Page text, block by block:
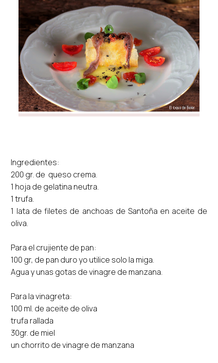
Ingredientes:
200 gr. de queso crema.
1 hoja de gelatina neutra.
1 trufa.
1 lata de filetes de anchoas de Santoña en aceite de
oliva.
Para el crujiente de pan:
100 gr, de pan duro yo utilice solo la miga.
Agua y unas gotas de vinagre de manzana.
Para la vinagreta:
100 ml. de aceite de oliva
trufa rallada
30gr. de miel
un chorrito de vinagre de manzana